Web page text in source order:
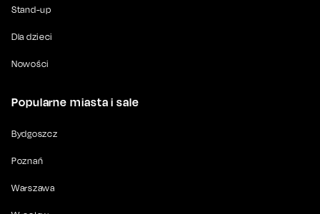
Stand-up
Dla dzieci
Nowości
Popularne miasta i sale
Bydgoszcz
Poznań
Warszawa